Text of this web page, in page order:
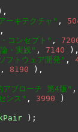
),
ーキテクチャ" ,
コンセプト" ,
・実践" , 7140
),
フトウェア開発" ,
, 8190
),
アプローチ 第4版" ,
ンス" , 3990
)
);